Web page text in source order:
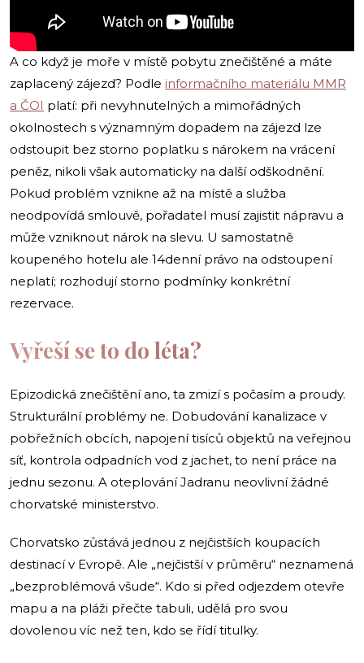
A co když je moře v místě pobytu znečištěné a máte
zaplacený zájezd? Podle informačního materiálu MMR
a ČOI platí: při nevyhnutelných a mimořádných
okolnostech s významným dopadem na zájezd lze
odstoupit bez storno poplatku s nárokem na vrácení
peněz, nikoli však automaticky na další odškodnění.
Pokud problém vznikne až na místě a služba
neodpovídá smlouvě, pořadatel musí zajistit nápravu a
může vzniknout nárok na slevu. U samostatně
koupeného hotelu ale 14denní právo na odstoupení
neplatí; rozhodují storno podmínky konkrétní
rezervace.
Vyřeší se to do léta?
Epizodická znečištění ano, ta zmizí s počasím a proudy.
Strukturální problémy ne. Dobudování kanalizace v
pobřežních obcích, napojení tisíců objektů na veřejnou
síť, kontrola odpadních vod z jachet, to není práce na
jednu sezonu. A oteplování Jadranu neovlivní žádné
chorvatské ministerstvo.
Chorvatsko zůstává jednou z nejčistších koupacích
destinací v Evropě. Ale „nejčistší v průměru“ neznamená
„bezproblémová všude“. Kdo si před odjezdem otevře
mapu a na pláži přečte tabuli, udělá pro svou
dovolenou víc než ten, kdo se řídí titulky.